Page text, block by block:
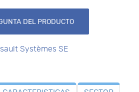
DEL PRODUCTO
Systèmes SE